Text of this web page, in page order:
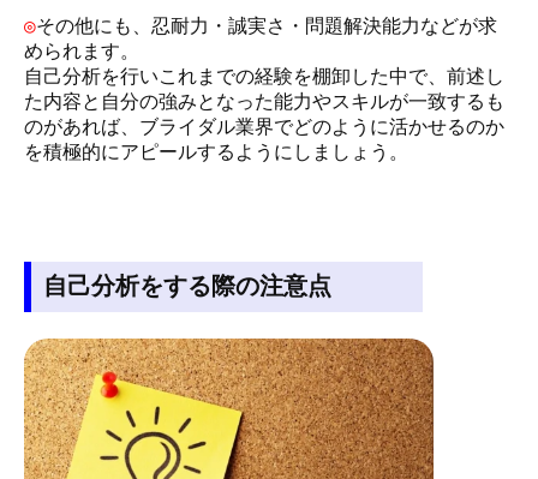
◎その他にも、忍耐力・誠実さ・問題解決能力などが求
められます。
自己分析を行いこれまでの経験を棚卸した中で、前述し
た内容と自分の強みとなった能力やスキルが一致するも
のがあれば、ブライダル業界でどのように活かせるのか
を積極的にアピールするようにしましょう。
自己分析をする際の注意点